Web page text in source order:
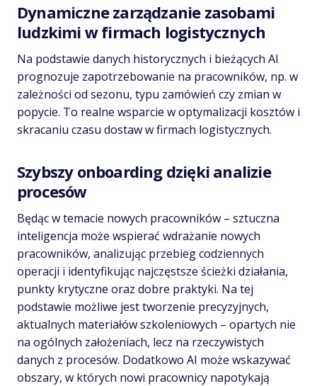
Dynamiczne zarządzanie zasobami
ludzkimi w firmach logistycznych
Na podstawie danych historycznych i bieżących AI
prognozuje zapotrzebowanie na pracowników, np. w
zależności od sezonu, typu zamówień czy zmian w
popycie. To realne wsparcie w optymalizacji kosztów i
skracaniu czasu dostaw w firmach logistycznych.
Szybszy onboarding dzięki analizie
procesów
Będąc w temacie nowych pracowników – sztuczna
inteligencja może wspierać wdrażanie nowych
pracowników, analizując przebieg codziennych
operacji i identyfikując najczęstsze ścieżki działania,
punkty krytyczne oraz dobre praktyki. Na tej
podstawie możliwe jest tworzenie precyzyjnych,
aktualnych materiałów szkoleniowych – opartych nie
na ogólnych założeniach, lecz na rzeczywistych
danych z procesów. Dodatkowo AI może wskazywać
obszary, w których nowi pracownicy napotykają